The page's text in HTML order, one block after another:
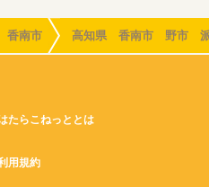
香南市 高知県 香南市 野市 派
たらこねっととは
用規約